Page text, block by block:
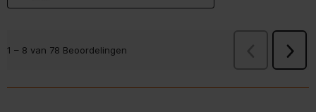
No Frost (vriezer)
1 – 8 van 78 Beoordelingen